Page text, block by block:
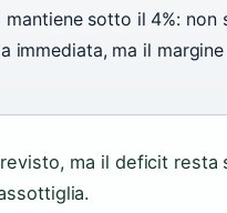
sotto il 4%: non
immediata, ma il
ma il deficit